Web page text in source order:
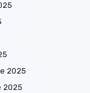
2025
2025